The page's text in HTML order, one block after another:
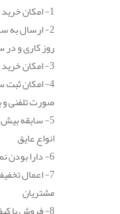
1- امکان خرید جزیی و عمده انواع عایق الاستومری
2- ارسال به
روز کاری و در
3- امکان خرید اینترنتی انواع عایق الاستومری
4- امکان
صورت تلفنی و
انواع عایق
6- دارا بودن نمایندگی فروش معتبر
7- اعمال
مشتریان